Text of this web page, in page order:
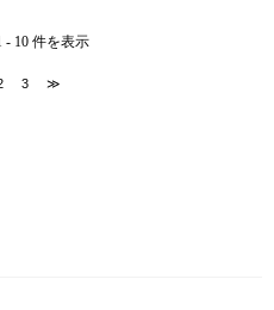
- 10 件を表示
3 ≫